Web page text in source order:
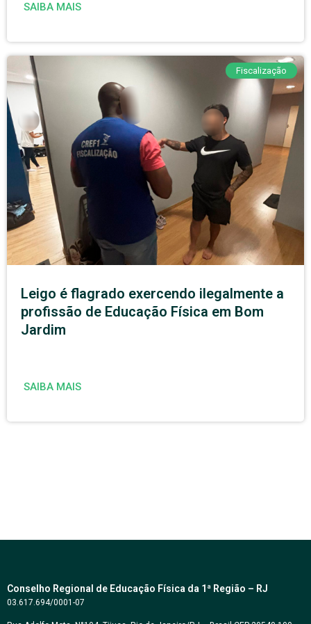
SAIBA MAIS
Fiscalização
Leigo é flagrado exercendo ilegalmente a
profissão de Educação Física em Bom
Jardim
SAIBA MAIS
Conselho Regional de Educação Física da 1ª Região – RJ
03.617.694/0001-07